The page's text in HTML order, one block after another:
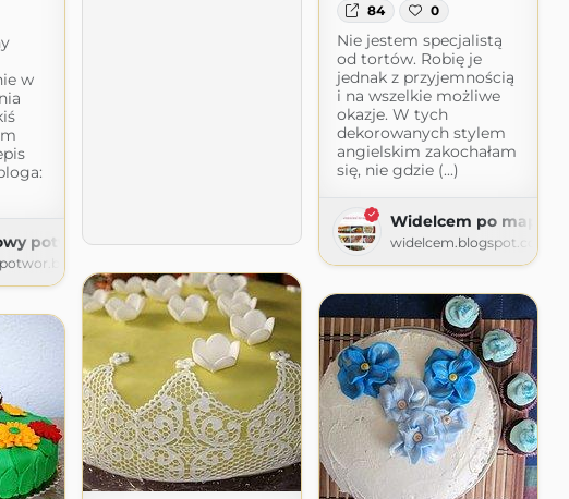
84 0
Nie jestem specjalistą
od tortów. Robię je
jednak z przyjemnością
i na wszelkie możliwe
okazje. W tych
dekorowanych stylem
angielskim zakochałam
się, nie gdzie (...)
Widelcem po mapie
widelcem.blogspot.com
w
potwór